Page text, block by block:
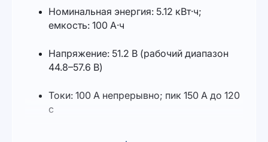
Номинальная энергия: 5.12 кВт·ч;
емкость: 100 А·ч
Напряжение: 51.2 В (рабочий диапазон
44.8–57.6 В)
Токи: 100 А непрерывно; пик 150 А до 120
с